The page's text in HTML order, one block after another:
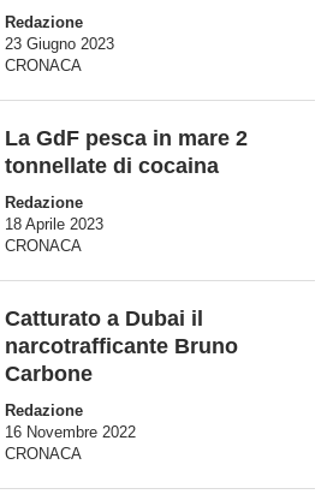
Redazione
23 Giugno 2023
CRONACA
La GdF pesca in mare 2
tonnellate di cocaina
Redazione
18 Aprile 2023
CRONACA
Catturato a Dubai il
narcotrafficante Bruno
Carbone
Redazione
16 Novembre 2022
CRONACA